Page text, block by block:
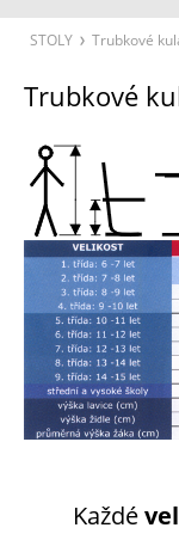
STOLY Trubkové
Trubkové
Každé